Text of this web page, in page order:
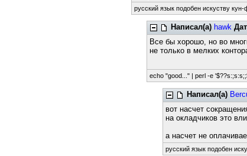
русский язык подобен искуству
Написал(а) hawk
Все бы хорошо, но во
не только в мелких
echo "good..." | perl -e
Написал(а)
вот насчет
на окладчиков это
а насчет не
русский язык подобен